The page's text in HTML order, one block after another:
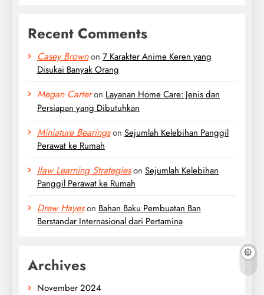
Recent Comments
Casey Brownon 7 Karakter Anime Keren yang
Disukai Banyak Orang
Megan Carteron Layanan Home Care: Jenis dan
Persiapan yang Dibutuhkan
Miniature Bearingson Sejumlah Kelebihan Panggil
Perawat ke Rumah
Ilaw Learning Strategieson Sejumlah Kelebihan
Panggil Perawat ke Rumah
Drew Hayeson Bahan Baku Pembuatan Ban
Berstandar Internasional dari Pertamina
Archives
November 2024